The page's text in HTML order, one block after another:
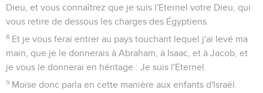
Dieu, et vous connaîtrez que je suis l'Eternel votre Dieu, qui
vous retire de dessous les charges des Égyptiens.
8 Et je vous ferai entrer au pays touchant lequel j'ai levé ma
main, que je le donnerais à Abraham, à Isaac, et à Jacob, et
je vous le donnerai en héritage : Je suis l'Eternel.
9 Moïse donc parla en cette manière aux enfants d'Israël.